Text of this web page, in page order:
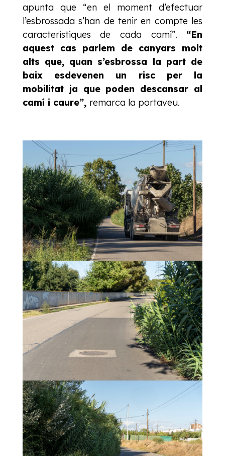
apunta que “en el moment d’efectuar
l’esbrossada s’han de tenir en compte les
característiques de cada camí”. “En
aquest cas parlem de canyars molt
alts que, quan s’esbrossa la part de
baix esdevenen un risc per la
mobilitat ja que poden descansar al
camí i caure”, remarca la portaveu.